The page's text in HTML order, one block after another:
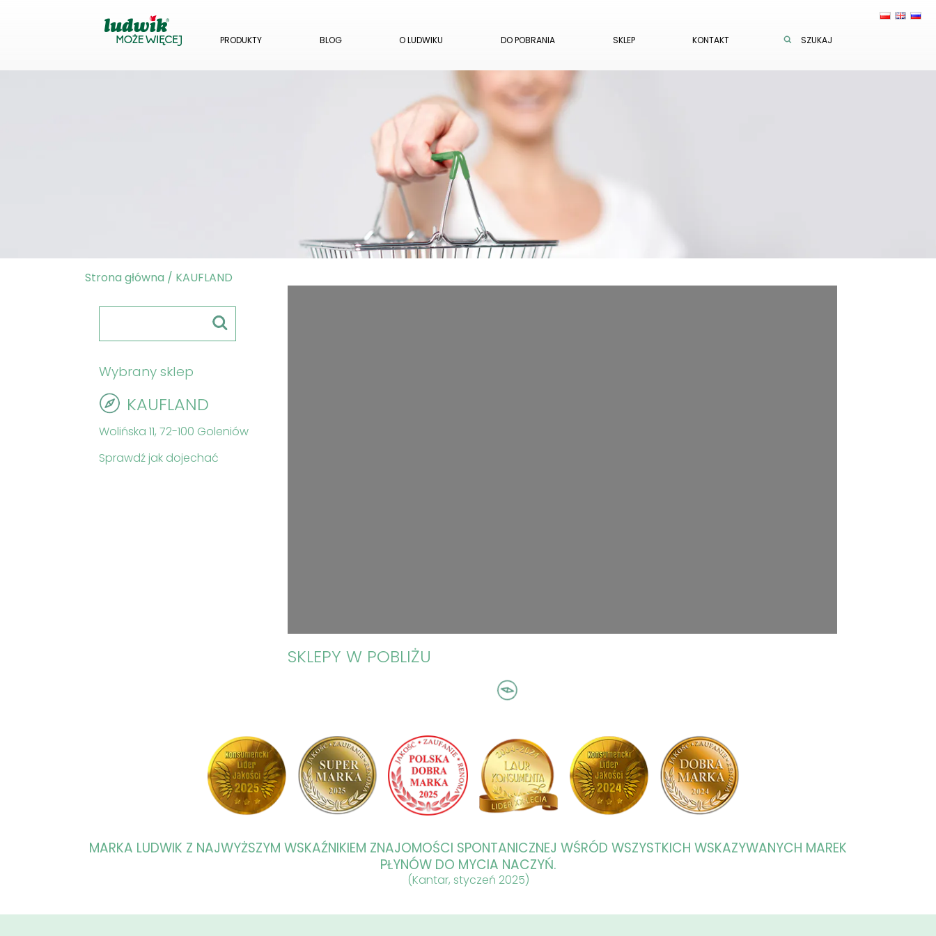
PRODUKTY BLOG O LUDWIKU DO POBRANIA SKLEP KONTAKT SZUKAJ
Strona główna / KAUFLAND
Wybrany sklep
KAUFLAND
Wolińska 11, 72-100 Goleniów
Sprawdź jak dojechać
SKLEPY W POBLIŻU
MARKA LUDWIK Z NAJWYŻSZYM WSKAŹNIKIEM ZNAJOMOŚCI SPONTANICZNEJ WŚRÓD WSZYSTKICH WSKAZYWANYCH MAREK
PŁYNÓW DO MYCIA NACZYŃ.
(Kantar, styczeń 2025)